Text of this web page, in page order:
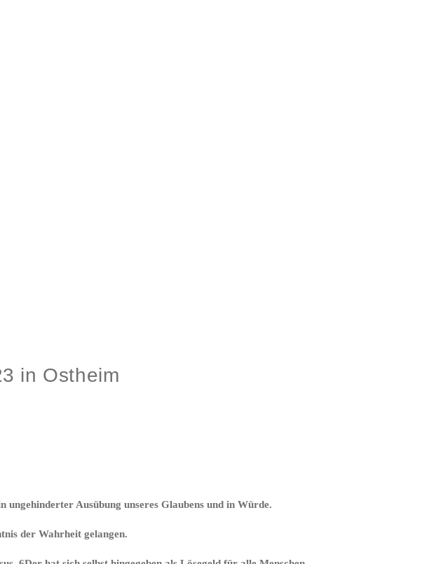
in Ostheim
Ausübung unseres Glaubens und in Würde.
der Wahrheit gelangen.